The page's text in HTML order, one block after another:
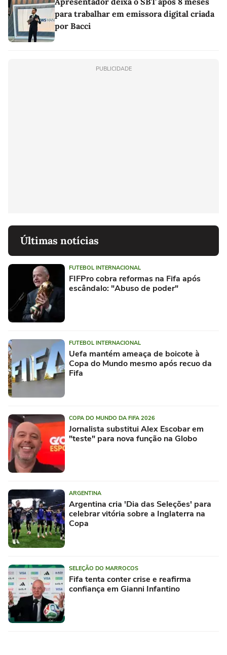
para trabalhar em emissora digital criada
por Bacci
PUBLICIDADE
Últimas notícias
FUTEBOL INTERNACIONAL
FIFPro cobra reformas na Fifa após
escândalo: "Abuso de poder"
FUTEBOL INTERNACIONAL
Uefa mantém ameaça de boicote à
Copa do Mundo mesmo após recuo da
Fifa
COPA DO MUNDO DA FIFA 2026
Jornalista substitui Alex Escobar em
"teste" para nova função na Globo
ARGENTINA
Argentina cria 'Dia das Seleções' para
celebrar vitória sobre a Inglaterra na
Copa
SELEÇÃO DO MARROCOS
Fifa tenta conter crise e reafirma
confiança em Gianni Infantino